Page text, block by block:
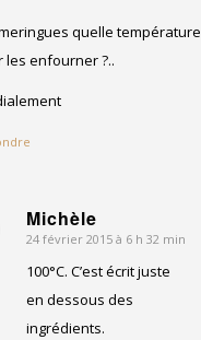
quelle température
les enfourner ?..
Michèle
dit
24 février 2015 à 6 h 32 min
100°C. C’est écrit juste
en dessous des
ingrédients.